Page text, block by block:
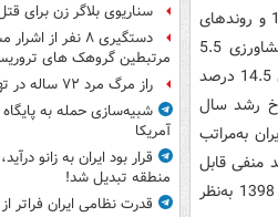
در این گزارش آمده است، آخرین شواهد از عملکرد اقتصاد در 6 ماه اول سال 1398 و روندهای
قابل تحلیل تا پایان سال، حاکی از رشد اقتصادی بدون نفت 1.8 درصد، رشد کشاورزی 5.5
درصد، رشد صنعت 1.5 درصد، رشد آب، برق و گاز 10 درصد، رشد بخش ساختمان 14.5 درصد
نرخ رشد سال
به‌مراتب
و علت اصلی نرخ رشد منفی در سال 1398 ، رشد منفی قابل
توجه بخش نفت است. ضمن اینکه با تخلیه کامل اثر تحریم بر بخش نفت در سال 1398 به‌نظر
سناریوی بلاگر زن برای
دستگیری ۸ نفر
مرتبطین گروهک های
راز مرگ مرد ۷۲ ساله در تهرانپارس فاش شد
شبیه‌سازی حمله به
آمریکا
قرار بود ایران به زانو
منطقه تبدیل شد!
قدرت نظامی ایران فراتر از